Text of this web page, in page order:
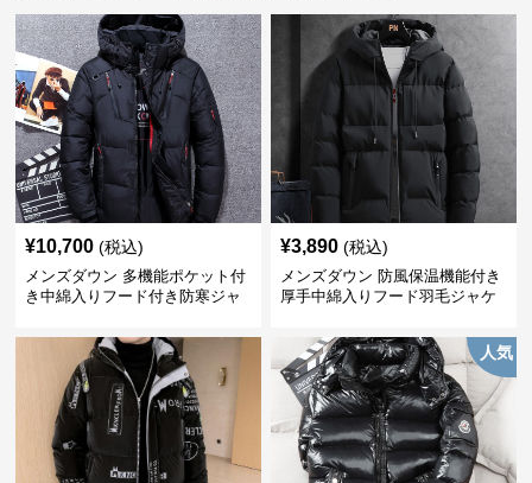
¥10,700 (税込)
メンズダウン 多機能ポケット付
き中綿入りフード付き防寒ジャ
¥3,890 (税込)
メンズダウン 防風保温機能付き
厚手中綿入りフード羽毛ジャケ
人気